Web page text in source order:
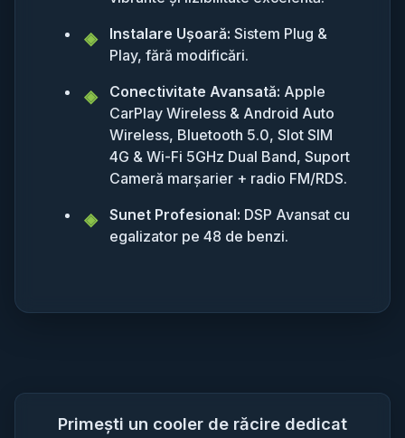
Instalare Ușoară: Sistem Plug &
Play, fără modificări.
Conectivitate Avansată: Apple
CarPlay Wireless & Android Auto
Wireless, Bluetooth 5.0, Slot SIM
4G & Wi-Fi 5GHz Dual Band, Suport
Cameră marșarier + radio FM/RDS.
Sunet Profesional: DSP Avansat cu
egalizator pe 48 de benzi.
Primești un cooler de răcire dedicat